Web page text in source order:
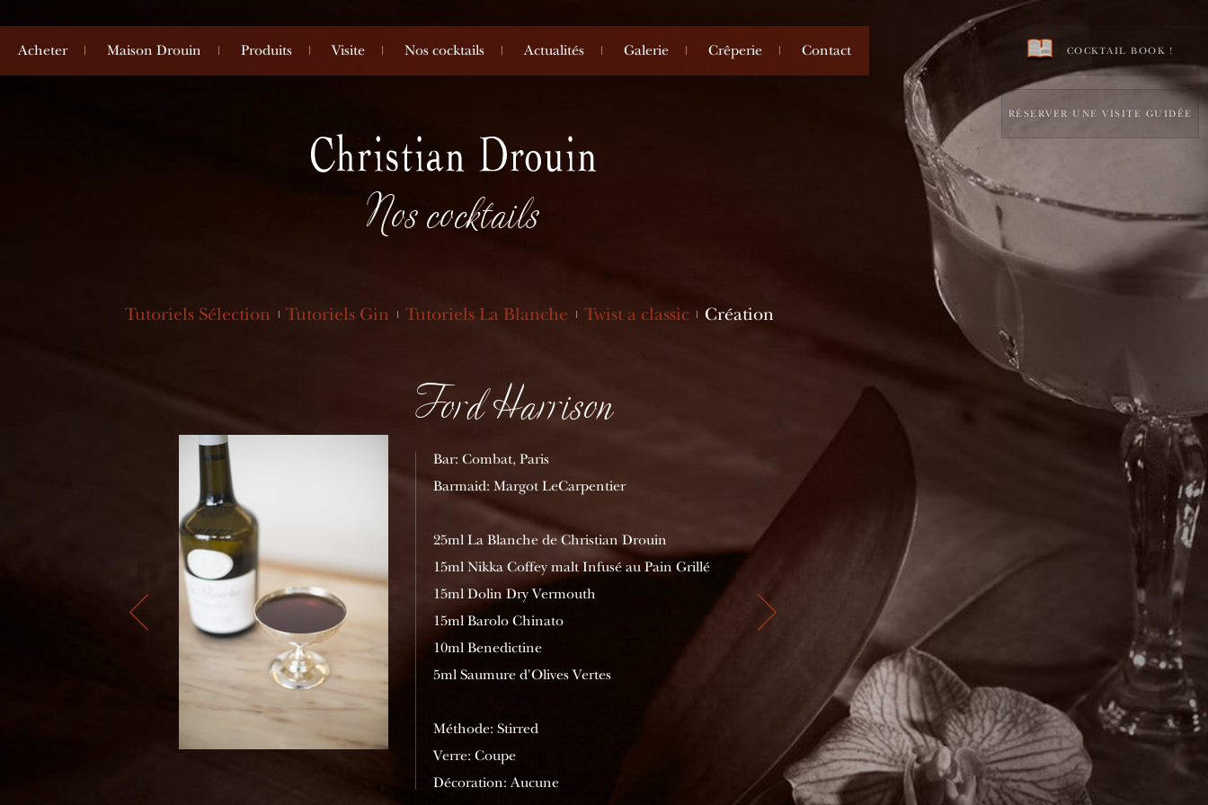
Acheter Maison Drouin Produits Visite Nos cocktails Actualités Galerie Crêperie Contact COCKTAIL BOOK !
RÉSERVER UNE VISITE GUIDÉE
Nos cocktails
Tutoriels Sélection Tutoriels Gin Tutoriels La Blanche Twist a classic Création
Ford Harrison
Bar: Combat, Paris
Barmaid: Margot LeCarpentier
25ml La Blanche de Christian Drouin
15ml Nikka Coffey malt Infusé au Pain Grillé
15ml Dolin Dry Vermouth
15ml Barolo Chinato
10ml Benedictine
5ml Saumure d'Olives Vertes
Méthode: Stirred
Verre: Coupe
Décoration: Aucune